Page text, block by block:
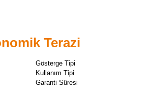
Terazi
Gösterge Tipi
Kullanım Tipi
Garanti Süresi